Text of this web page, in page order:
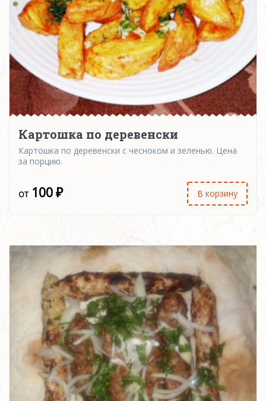
Картошка по деревенски
Картошка по деревенски с чесноком и зеленью. Цена
за порцию.
100₽ В корзину